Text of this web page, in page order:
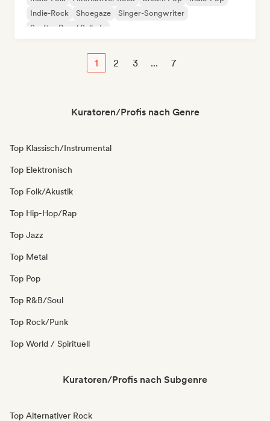
Indie-Rock
Shoegaze
Singer-Songwriter
Sanfter Pop / Ballade
1 2 3 ... 7
Kuratoren/Profis nach Genre
Top Klassisch/Instrumental
Top Elektronisch
Top Folk/Akustik
Top Hip-Hop/Rap
Top Jazz
Top Metal
Top Pop
Top R&B/Soul
Top Rock/Punk
Top World / Spirituell
Kuratoren/Profis nach Subgenre
Top Alternativer Rock